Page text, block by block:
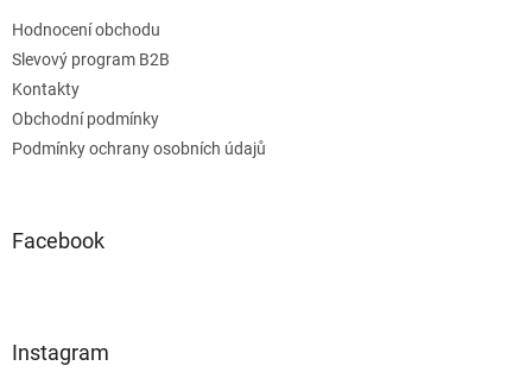
Hodnocení obchodu
Slevový program B2B
Kontakty
Obchodní podmínky
Podmínky ochrany osobních údajů
Facebook
Instagram